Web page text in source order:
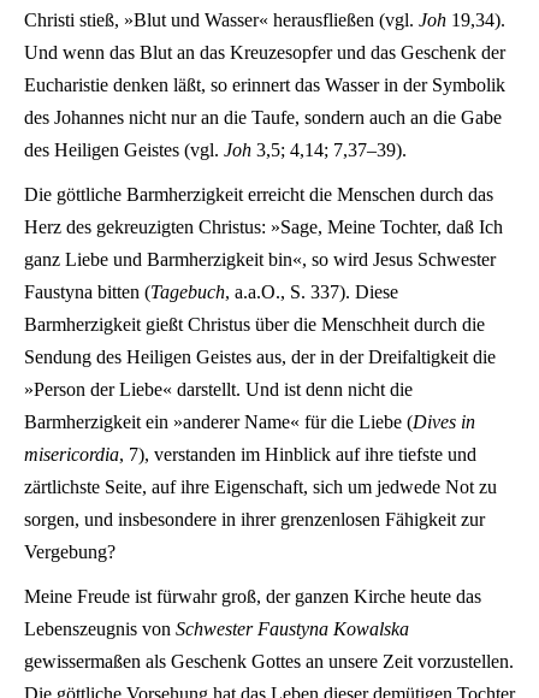
Christi stieß, »Blut und Wasser« herausfließen (vgl. Joh 19,34).
Und wenn das Blut an das Kreuzesopfer und das Geschenk der
Eucharistie denken läßt, so erinnert das Wasser in der Symbolik
des Johannes nicht nur an die Taufe, sondern auch an die Gabe
des Heiligen Geistes (vgl. Joh 3,5; 4,14; 7,37–39).
Die göttliche Barmherzigkeit erreicht die Menschen durch das
Herz des gekreuzigten Christus: »Sage, Meine Tochter, daß Ich
ganz Liebe und Barmherzigkeit bin«, so wird Jesus Schwester
Faustyna bitten (Tagebuch, a.a.O., S. 337). Diese
Barmherzigkeit gießt Christus über die Menschheit durch die
Sendung des Heiligen Geistes aus, der in der Dreifaltigkeit die
»Person der Liebe« darstellt. Und ist denn nicht die
Barmherzigkeit ein »anderer Name« für die Liebe (Dives in
misericordia, 7), verstanden im Hinblick auf ihre tiefste und
zärtlichste Seite, auf ihre Eigenschaft, sich um jedwede Not zu
sorgen, und insbesondere in ihrer grenzenlosen Fähigkeit zur
Vergebung?
Meine Freude ist fürwahr groß, der ganzen Kirche heute das
Lebenszeugnis von Schwester Faustyna Kowalska
gewissermaßen als Geschenk Gottes an unsere Zeit vorzustellen.
Die göttliche Vorsehung hat das Leben dieser demütigen Tochter